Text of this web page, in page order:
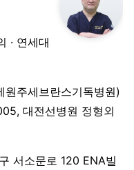
· 연세대
주세브란스기독병원)
대전선병원 정형외
서소문로 120 ENA빌